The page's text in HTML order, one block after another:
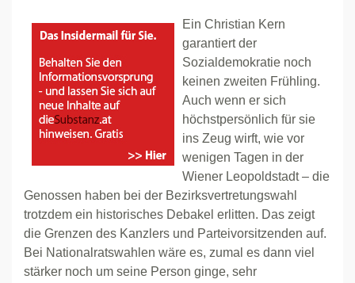
Ein Christian Kern
garantiert der
Sozialdemokratie noch
keinen zweiten Frühling.
Auch wenn er sich
höchstpersönlich für sie
ins Zeug wirft, wie vor
wenigen Tagen in der
Wiener Leopoldstadt – die
Genossen haben bei der Bezirksvertretungswahl
trotzdem ein historisches Debakel erlitten. Das zeigt
die Grenzen des Kanzlers und Parteivorsitzenden auf.
Bei Nationalratswahlen wäre es, zumal es dann viel
stärker noch um seine Person ginge, sehr